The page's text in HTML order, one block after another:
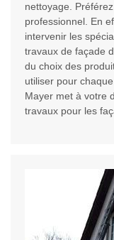
nettoyage.
professionnel. En
intervenir les
travaux de façade
du choix des
utiliser pour
Mayer met à votre
travaux pour les